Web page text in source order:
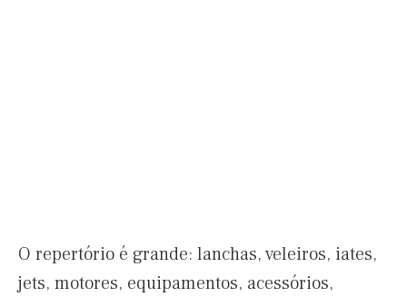
O repertório é grande: lanchas, veleiros, iates,
jets, motores, equipamentos, acessórios,